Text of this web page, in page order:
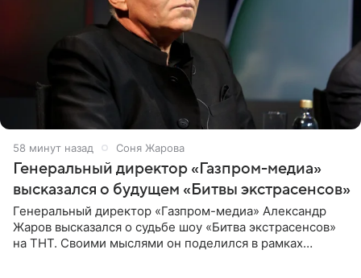
58 минут назад Соня Жарова
Генеральный директор «Газпром-медиа»
высказался о будущем «Битвы экстрасенсов»
Генеральный директор «Газпром-медиа» Александр
Жаров высказался о судьбе шоу «Битва экстрасенсов»
на ТНТ. Своими мыслями он поделился в рамках